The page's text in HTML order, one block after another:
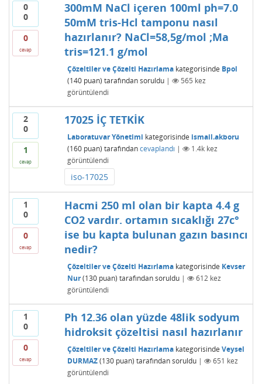
0
0
0
cevap
300mM NaCl içeren 100ml ph=7.0
50mM tris-Hcl tamponu nasıl
hazırlanır? NaCl=58,5g/mol ;Ma
tris=121.1 g/mol
Çözeltiler ve Çözelti Hazırlamakategorisinde Bpol
(140puan) tarafından soruldu | 565 kez
görüntülendi
2
0
1
cevap
17025 İÇ TETKİK
Laboratuvar Yönetimi kategorisinde ismail.akboru
(160puan) tarafından cevaplandı | 1.4kkez
görüntülendi
iso-17025
1
0
0
cevap
Hacmi 250 ml olan bir kapta 4.4 g
CO2 vardır. ortamın sıcaklığı 27c°
ise bu kapta bulunan gazın basıncı
nedir?
Çözeltiler ve Çözelti Hazırlamakategorisinde Kevser
Nur (130puan) tarafından soruldu | 612kez
görüntülendi
1
0
0
cevap
Ph 12.36 olan yüzde 48lik sodyum
hidroksit çözeltisi nasıl hazırlanır
Çözeltiler ve Çözelti Hazırlamakategorisinde Veysel
DURMAZ (130puan) tarafından soruldu | 651 kez
görüntülendi